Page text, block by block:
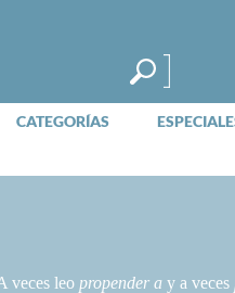
CATEGORÍAS
veces leo propender a y a veces